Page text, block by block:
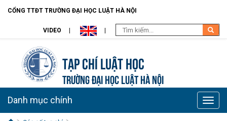
CỔNG TTĐT TRƯỜNG ĐẠI HỌC LUẬT HÀ NỘI
VIDEO
Tạp chí Luật học
TRƯỜNG ĐẠI HỌC LUẬT HÀ NỘI
Toggle
Danh mục chính